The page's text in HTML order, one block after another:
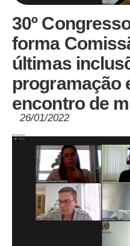
30º
forma
últimas
programação
encontro de
26/01/2022